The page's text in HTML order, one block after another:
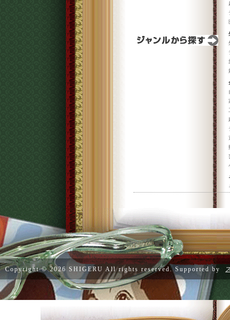
Copyright ©2026 SHIGERU All rights reserved. Supported by